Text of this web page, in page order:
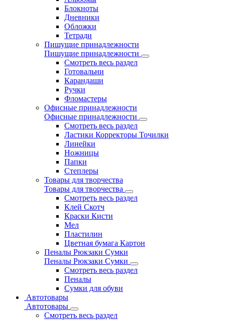
Блокноты
Дневники
Обложки
Тетради
Пишущие принадлежности
Пишущие принадлежности
Смотреть весь раздел
Готовальни
Карандаши
Ручки
Фломастеры
Офисные принадлежности
Офисные принадлежности
Смотреть весь раздел
Ластики Корректоры Точилки
Линейки
Ножницы
Папки
Степлеры
Товары для творчества
Товары для творчества
Смотреть весь раздел
Клей Скотч
Краски Кисти
Мел
Пластилин
Цветная бумага Картон
Пеналы Рюкзаки Сумки
Пеналы Рюкзаки Сумки
Смотреть весь раздел
Пеналы
Сумки для обуви
Автотовары
Автотовары
Смотреть весь раздел